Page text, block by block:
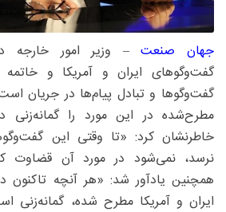
جهان صنعت– وزیر امور خارجه
گفت‌وگوهای ایران و آمریکا و
گفت‌وگوها و تبادل پیام‌ها در جریان
مطرح‌شده در این مورد را
خاطرنشان کرد: «تا وقتی این
نرسد، نمی‌شود در مورد آن قضاوت
همچنین یادآور شد: «هر آنچه
ایران و آمریکا مطرح شده،